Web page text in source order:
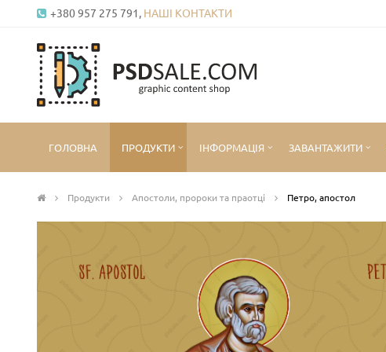
+380 957 275 791, НАШІ КОНТАКТИ
ГОЛОВНА ПРОДУКТИ ІНФОРМАЦІЯ ЗАВАНТАЖИТИ
Продукти Апостоли, пророки та праотці Петро, апостол